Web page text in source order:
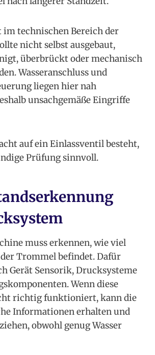
im technischen Bereich der
nicht selbst ausgebaut,
überbrückt oder mechanisch
Wasseranschluss und
liegen hier nah
unsachgemäße Eingriffe
auf ein Einlassventil besteht,
Prüfung sinnvoll.
muss erkennen, wie viel
Trommel befindet. Dafür
Gerät Sensorik, Drucksysteme
Wenn diese
richtig funktioniert, kann die
Informationen erhalten und
obwohl genug Wasser